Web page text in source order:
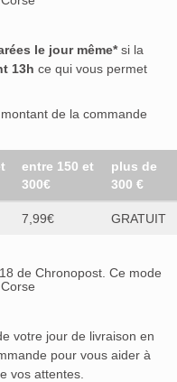
le jour même*si la
13h ce qui vous permet
de la commande
entre 150 et
300€
plus de
300 €
7,99€ GRATUIT
de Chronopost. Ce mode
votre jour de livraison en
pour vous aider à
vos attentes.